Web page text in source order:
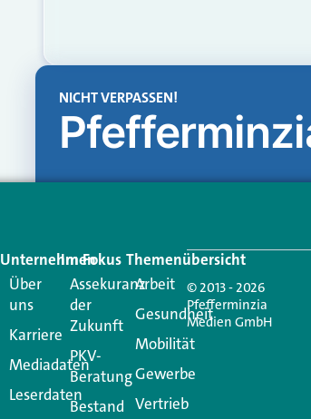
NICHT VERPASSEN!
Unternehmen
Über
uns
Karriere
Mediadaten
Leserdaten
Im Fokus
Assekuranz
der
Zukunft
PKV-
Beratung
Bestand
Themenübersicht
Arbeit
Gesundheit
Mobilität
Gewerbe
Vertrieb
© 2013 - 2026
Pfefferminzia
Medien GmbH